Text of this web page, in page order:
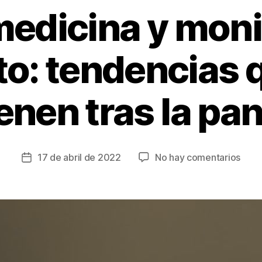
y
tendencias
tras la
Fecha
entrada
17 de abril de 2022 No hay comentariosen